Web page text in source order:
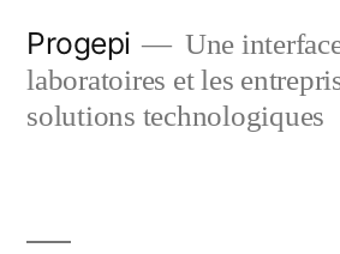
content
Progepi
Une
laboratoires et les
solutions technologiques